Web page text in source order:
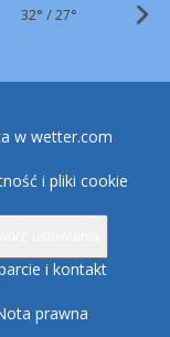
32° /27°
w wetter.com
i pliki cookie
i kontakt
prawna